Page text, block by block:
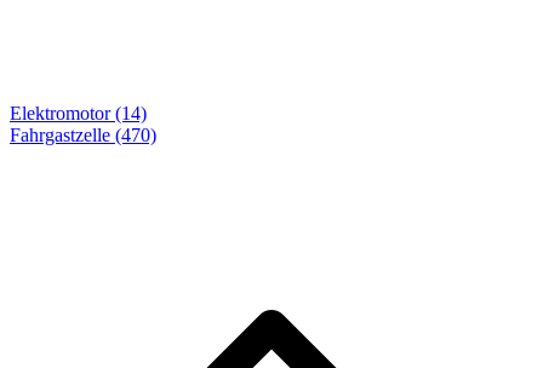
Elektromotor (14)
Fahrgastzelle (470)